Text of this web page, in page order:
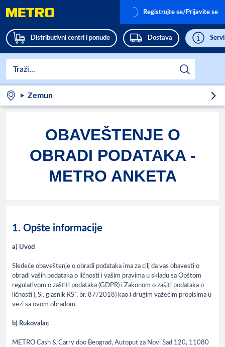
Distributivni centri i ponude Dostava
Registrujte se/Prijavite se
Zemun
OBAVEŠTENJE O
OBRADI PODATAKA -
METRO ANKETA
1. Opšte informacije
a) Uvod
Sledeće obaveštenje o obradi podataka ima za cilj da vas obavesti o
obradi vaših podataka o ličnosti i vašim pravima u skladu sa Opštom
regulativom o zaštiti podataka (GDPR) i Zakonom o zašiti podataka o
ličnosti („Sl. glasnik RS“, br. 87/2018) kao i drugim važećim propisima u
vezi sa ovom obradom.
b) Rukovalac
METRO Cash & Carry doo Beograd, Autoput za Novi Sad 120, 11080